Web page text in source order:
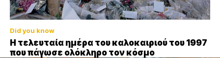
Did you know
Η τελευταία ημέρα του καλοκαιριού του 1997
που πάγωσε ολόκληρο τον κόσμο